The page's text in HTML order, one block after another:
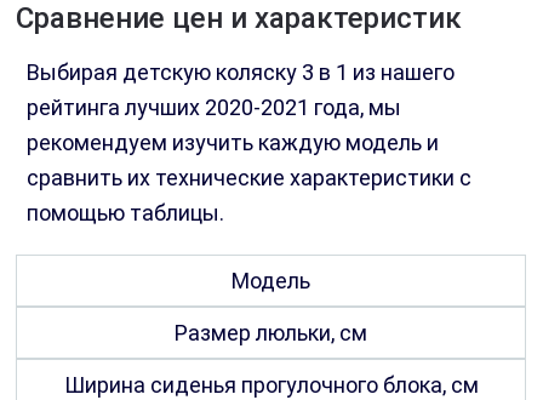
Сравнение цен и характеристик
Выбирая детскую коляску 3 в 1 из нашего
рейтинга лучших 2020-2021 года, мы
рекомендуем изучить каждую модель и
сравнить их технические характеристики с
помощью таблицы.
Модель
Размер люльки, см
Ширина сиденья прогулочного блока, см